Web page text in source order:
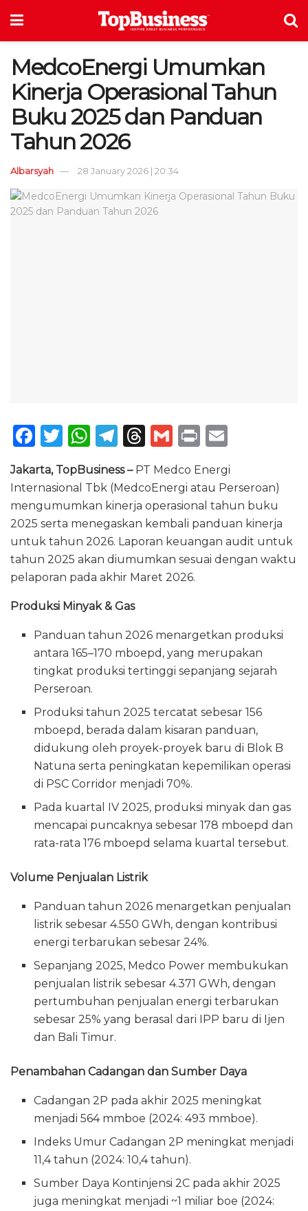
MedcoEnergi Umumkan
Kinerja Operasional Tahun
Buku 2025 dan Panduan
Tahun 2026
Albarsyah 28 January 2026 | 20:34
F
c
e
b
o
o
k
T
it
te
r
W
h
a
ts
A
p
p
T
e
g
ra
m
T
re
a
d
s
G
ai
l
P
n
t
ai
l
Jakarta, TopBusiness –PT Medco Energi
Internasional Tbk (MedcoEnergi atau Perseroan)
mengumumkan kinerja operasional tahun buku
2025 serta menegaskan kembali panduan kinerja
untuk tahun 2026. Laporan keuangan audit untuk
tahun 2025 akan diumumkan sesuai dengan waktu
pelaporan pada akhir Maret 2026.
Produksi Minyak & Gas
Panduan tahun 2026 menargetkan produksi
antara 165–170 mboepd, yang merupakan
tingkat produksi tertinggi sepanjang sejarah
Perseroan.
Produksi tahun 2025 tercatat sebesar 156
mboepd, berada dalam kisaran panduan,
didukung oleh proyek-proyek baru di Blok B
Natuna serta peningkatan kepemilikan operasi
di PSC Corridor menjadi 70%.
Pada kuartal IV 2025, produksi minyak dan gas
mencapai puncaknya sebesar 178 mboepd dan
rata-rata 176 mboepd selama kuartal tersebut.
Volume Penjualan Listrik
Panduan tahun 2026 menargetkan penjualan
listrik sebesar 4.550 GWh, dengan kontribusi
energi terbarukan sebesar 24%.
Sepanjang 2025, Medco Power membukukan
penjualan listrik sebesar 4.371 GWh, dengan
pertumbuhan penjualan energi terbarukan
sebesar 25% yang berasal dari IPP baru di Ijen
dan Bali Timur.
Penambahan Cadangan dan Sumber Daya
Cadangan 2P pada akhir 2025 meningkat
menjadi 564 mmboe (2024: 493 mmboe).
Indeks Umur Cadangan 2P meningkat menjadi
11,4 tahun (2024: 10,4 tahun).
Sumber Daya Kontinjensi 2C pada akhir 2025
juga meningkat menjadi ~1 miliar boe (2024: